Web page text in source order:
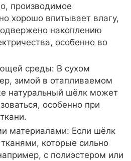
производимое
хорошо впитывает влагу,
накоплению
особенно во
среды: В сухом
зимой в отапливаемом
натуральный шёлк может
особенно при
материалами: Если шёлк
которые сильно
с полиэстером или